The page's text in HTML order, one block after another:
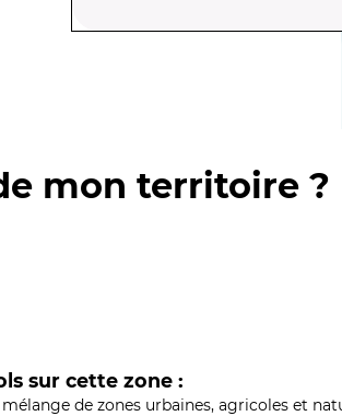
mon territoire ?
sur cette zone :
de zones urbaines, agricoles et